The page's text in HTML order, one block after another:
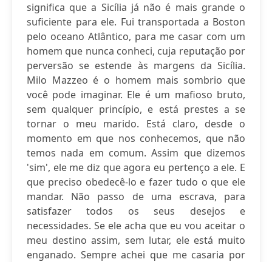
significa que a Sicília já não é mais grande o
suficiente para ele. Fui transportada a Boston
pelo oceano Atlântico, para me casar com um
homem que nunca conheci, cuja reputação por
perversão se estende às margens da Sicília.
Milo Mazzeo é o homem mais sombrio que
você pode imaginar. Ele é um mafioso bruto,
sem qualquer princípio, e está prestes a se
tornar o meu marido. Está claro, desde o
momento em que nos conhecemos, que não
temos nada em comum. Assim que dizemos
'sim', ele me diz que agora eu pertenço a ele. E
que preciso obedecê-lo e fazer tudo o que ele
mandar. Não passo de uma escrava, para
satisfazer todos os seus desejos e
necessidades. Se ele acha que eu vou aceitar o
meu destino assim, sem lutar, ele está muito
enganado. Sempre achei que me casaria por